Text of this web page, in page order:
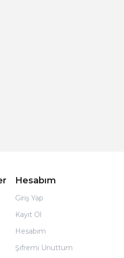
Hesabım
Giriş Yap
Kayıt Ol
Hesabım
Şifremi Unuttum